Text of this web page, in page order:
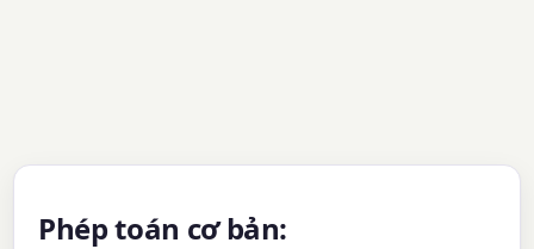
Phép toán cơ bản: